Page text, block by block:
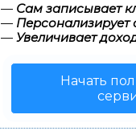
— Сам записывает
— Персонализирует
— Увеличивает
Начать